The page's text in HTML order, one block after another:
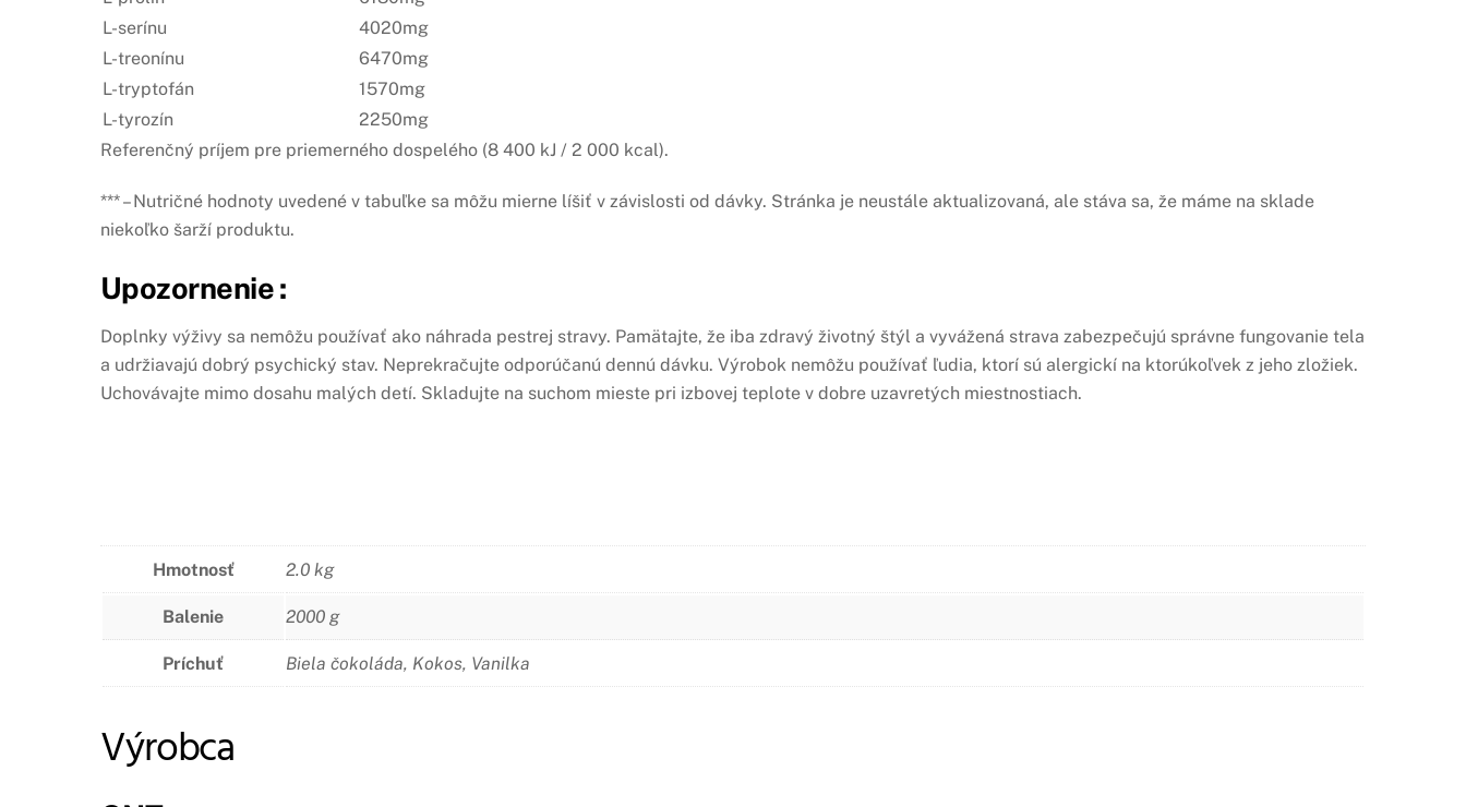
L-serínu
4020mg
L-treonínu
6470mg
L-tryptofán
1570mg
L-tyrozín
2250mg
Referenčný príjem pre priemerného dospelého (8 400 kJ / 2 000 kcal).
*** – Nutričné ​​hodnoty uvedené v tabuľke sa môžu mierne líšiť v závislosti od dávky. Stránka je neustále aktualizovaná, ale stáva sa, že máme na sklade
niekoľko šarží produktu.
Upozornenie :
Doplnky výživy sa nemôžu používať ako náhrada pestrej stravy. Pamätajte, že iba zdravý životný štýl a vyvážená strava zabezpečujú správne fungovanie tela
a udržiavajú dobrý psychický stav. Neprekračujte odporúčanú dennú dávku. Výrobok nemôžu používať ľudia, ktorí sú alergickí na ktorúkoľvek z jeho zložiek.
Uchovávajte mimo dosahu malých detí. Skladujte na suchom mieste pri izbovej teplote v dobre uzavretých miestnostiach.
Hmotnosť 2.0 kg
Balenie 2000 g
Príchuť Biela čokoláda, Kokos, Vanilka
Výrobca